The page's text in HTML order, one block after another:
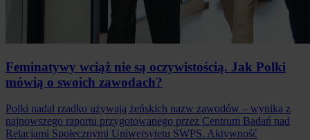
Feminatywy wciąż nie są oczywistością. Jak Polki
mówią o swoich zawodach?
Polki nadal rzadko używają żeńskich nazw zawodów – wynika z
najnowszego raportu przygotowanego przez Centrum Badań nad
Relacjami Społecznymi Uniwersytetu SWPS. Aktywność